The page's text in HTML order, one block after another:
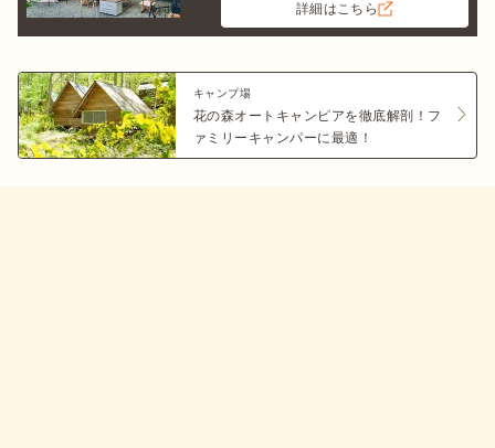
詳細はこちら
キャンプ場
花の森オートキャンピアを徹底解剖！フ
ァミリーキャンパーに最適！